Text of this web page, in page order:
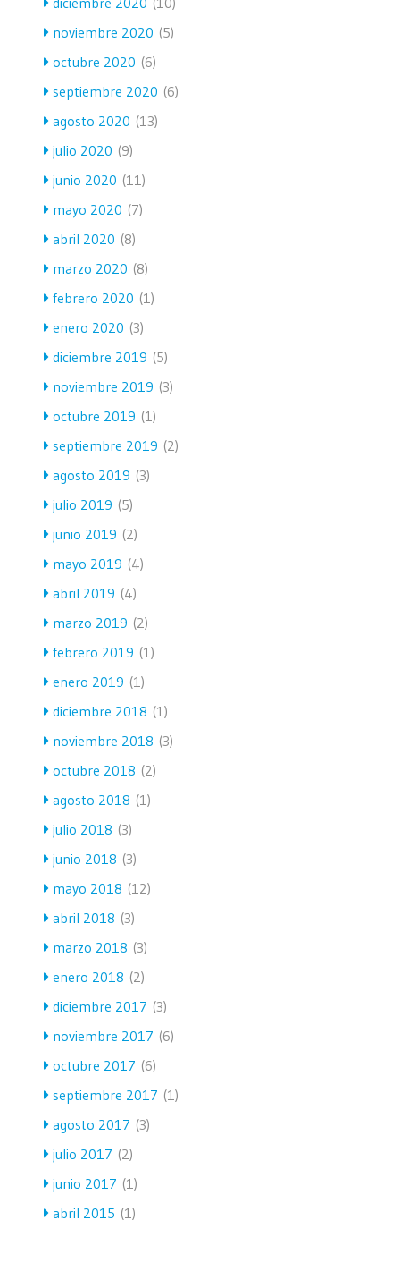
noviembre 2020 (5)
octubre 2020 (6)
septiembre 2020 (6)
agosto 2020 (13)
julio 2020 (9)
junio 2020 (11)
mayo 2020 (7)
abril 2020 (8)
marzo 2020 (8)
febrero 2020 (1)
enero 2020 (3)
diciembre 2019 (5)
noviembre 2019 (3)
octubre 2019 (1)
septiembre 2019 (2)
agosto 2019 (3)
julio 2019 (5)
junio 2019 (2)
mayo 2019 (4)
abril 2019 (4)
marzo 2019 (2)
febrero 2019 (1)
enero 2019 (1)
diciembre 2018 (1)
noviembre 2018 (3)
octubre 2018 (2)
agosto 2018 (1)
julio 2018 (3)
junio 2018 (3)
mayo 2018 (12)
abril 2018 (3)
marzo 2018 (3)
enero 2018 (2)
diciembre 2017 (3)
noviembre 2017 (6)
octubre 2017 (6)
septiembre 2017 (1)
agosto 2017 (3)
julio 2017 (2)
junio 2017 (1)
abril 2015 (1)